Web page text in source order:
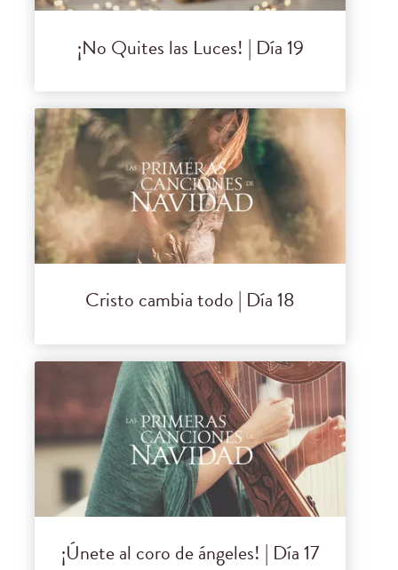
¡No Quites las Luces! | Día 19
Cristo cambia todo | Día 18
¡Únete al coro de ángeles! | Día 17